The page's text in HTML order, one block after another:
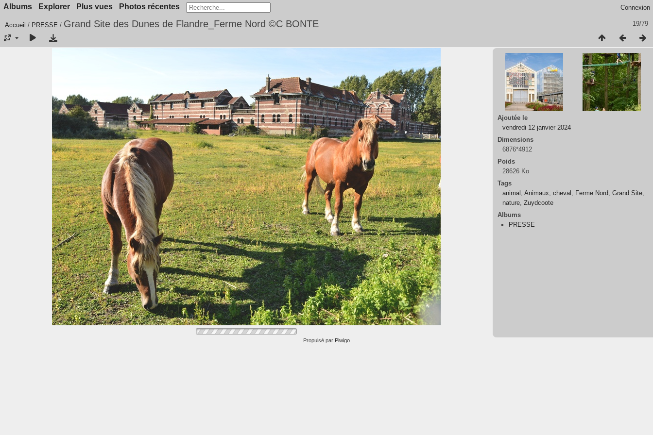
Albums Explorer Plus vues Photos récentes Connexion
19/79
Accueil / PRESSE / Grand Site des Dunes de Flandre_Ferme Nord ©C BONTE
Ajoutée le
vendredi 12 janvier 2024
Dimensions
6876*4912
Poids
28626 Ko
Tags
animal , Animaux, cheval , Ferme Nord, Grand Site,
nature, Zuydcoote
Albums
PRESSE
Propulsé par Piwigo